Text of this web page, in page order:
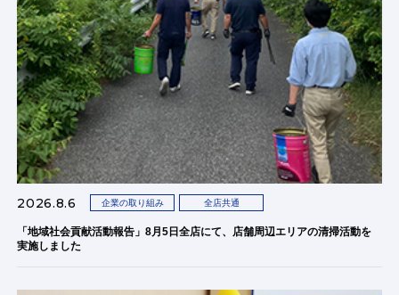
2026.8.6 企業の取り組み 全店共通
「地域社会貢献活動報告」8月5日全店にて、店舗周辺エリアの清掃活動を
実施しました